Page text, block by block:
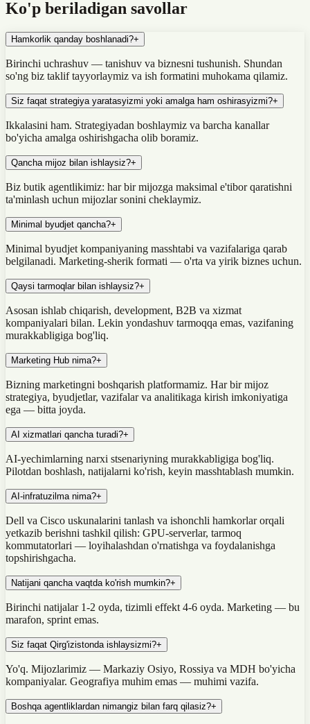
Ko'p beriladigan savollar
Hamkorlik qanday boshlanadi?+
Birinchi uchrashuv — tanishuv va biznesni tushunish. Shundan
so'ng biz taklif tayyorlaymiz va ish formatini muhokama qilamiz.
Siz faqat strategiya yaratasyizmi yoki amalga ham oshirasyizmi?+
Ikkalasini ham. Strategiyadan boshlaymiz va barcha kanallar
bo'yicha amalga oshirishgacha olib boramiz.
Qancha mijoz bilan ishlaysiz?+
Biz butik agentlikimiz: har bir mijozga maksimal e'tibor qaratishni
ta'minlash uchun mijozlar sonini cheklaymiz.
Minimal byudjet qancha?+
Minimal byudjet kompaniyaning masshtabi va vazifalariga qarab
belgilanadi. Marketing-sherik formati — o'rta va yirik biznes uchun.
Qaysi tarmoqlar bilan ishlaysiz?+
Asosan ishlab chiqarish, development, B2B va xizmat
kompaniyalari bilan. Lekin yondashuv tarmoqqa emas, vazifaning
murakkabligiga bog'liq.
Marketing Hub nima?+
Bizning marketingni boshqarish platformamiz. Har bir mijoz
strategiya, byudjetlar, vazifalar va analitikaga kirish imkoniyatiga
ega — bitta joyda.
AI xizmatlari qancha turadi?+
AI-yechimlarning narxi stsenariyning murakkabligiga bog'liq.
Pilotdan boshlash, natijalarni ko'rish, keyin masshtablash mumkin.
AI-infratuzilma nima?+
Dell va Cisco uskunalarini tanlash va ishonchli hamkorlar orqali
yetkazib berishni tashkil qilish: GPU-serverlar, tarmoq
kommutatorlari — loyihalashdan o'rnatishga va foydalanishga
topshirishgacha.
Natijani qancha vaqtda ko'rish mumkin?+
Birinchi natijalar 1-2 oyda, tizimli effekt 4-6 oyda. Marketing — bu
marafon, sprint emas.
Siz faqat Qirg'izistonda ishlaysizmi?+
Yo'q. Mijozlarimiz — Markaziy Osiyo, Rossiya va MDH bo'yicha
kompaniyalar. Geografiya muhim emas — muhimi vazifa.
Boshqa agentliklardan nimangiz bilan farq qilasiz?+